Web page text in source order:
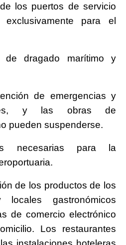
los puertos de servicio
para el
de dragado marítimo y
de emergencias y
y las obras de
pueden suspenderse.
necesarias para la
de los productos de los
locales gastronómicos
de comercio electrónico
Los restaurantes